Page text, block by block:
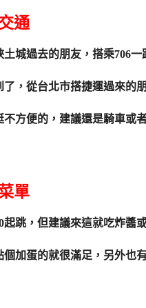
通
城過去的朋友，搭乘706
，從台北市搭捷運過來的
不方便的，建議還是騎車或
單
起跳，但建議來這就吃炸醬
個加蛋的就很滿足，另外也